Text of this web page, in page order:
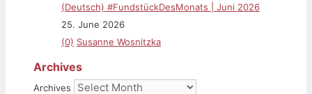
(Deutsch) #FundstückDesMonats | Juni 2026
25. June 2026
(0) Susanne Wosnitzka
Archives
Archives